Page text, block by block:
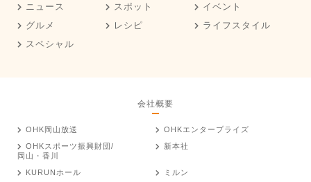
ニュース スポット
イベント
グルメ
レシピ
ライフスタイル
スペシャル
会社概要
OHK岡山放送
OHKエンタープライズ
OHKスポーツ振興財団/
岡山・香川
新本社
KURUNホール
ミルン